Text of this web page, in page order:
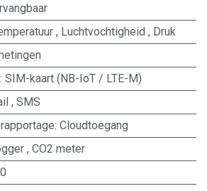
, Luchtvochtigheid , Druk
: SIM-kaart (NB-IoT / LTE-M)
, SMS
: Cloudtoegang
, CO2 meter